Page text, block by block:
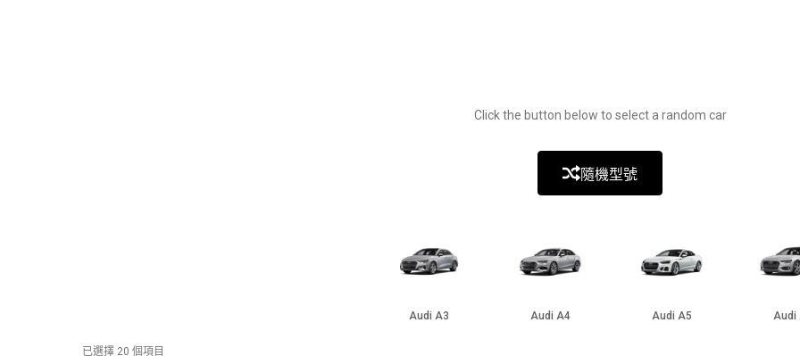
Click the button below to select a random car
隨機型號
Audi A3 Audi A4 Audi A5 Audi
已選擇 20 個項目